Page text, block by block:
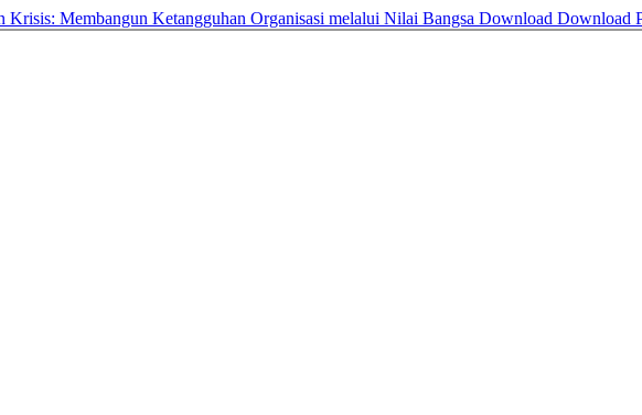
Krisis: Membangun Ketangguhan Organisasi melalui Nilai Bangsa Download Download